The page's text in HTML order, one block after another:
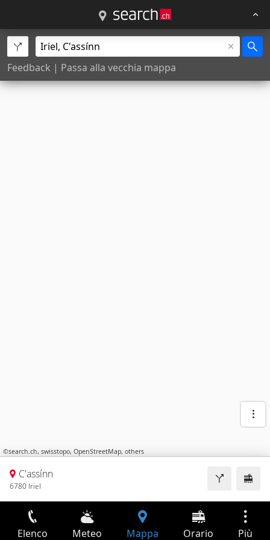
Feedback | Passa alla vecchia mappa
©search.ch, swisstopo, OpenStreetMap, others
C'assínn
6780 Iriel
Elenco Meteo Mappa Orario Più